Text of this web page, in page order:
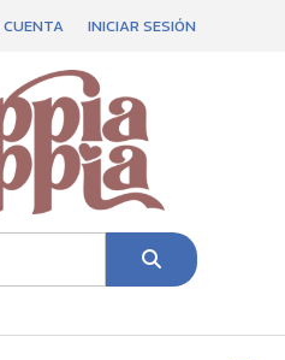
CUENTA INICIAR SESIÓN